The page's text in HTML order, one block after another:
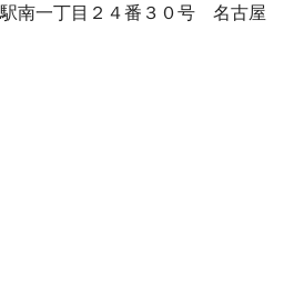
南一丁目２４番３０号 名古屋